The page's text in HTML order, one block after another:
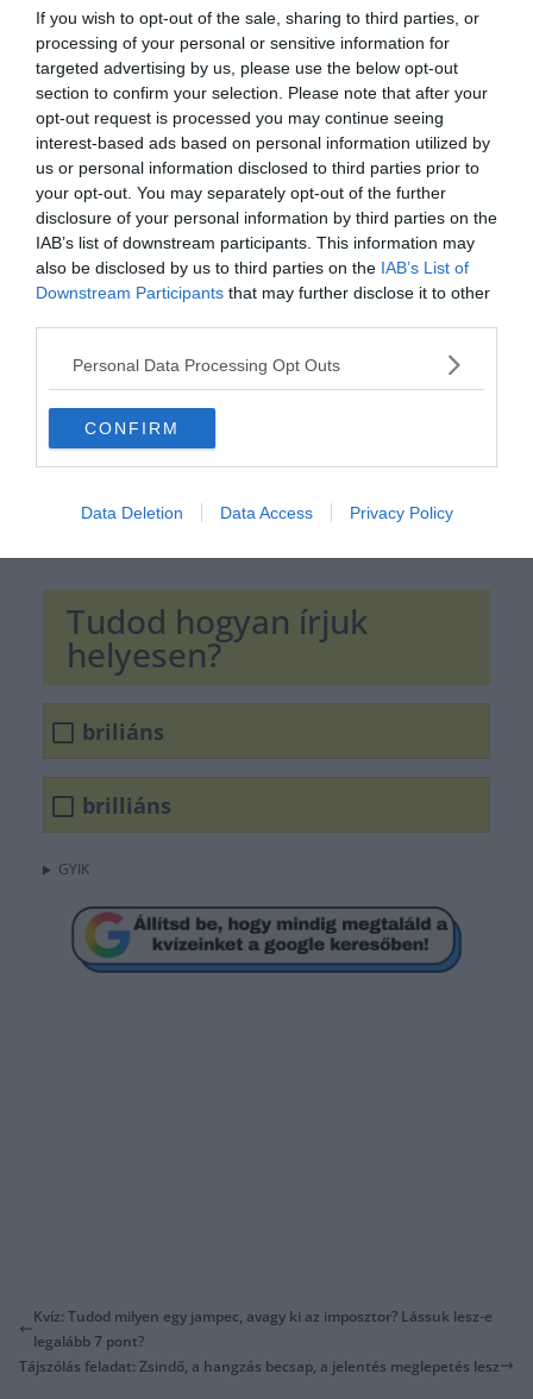
If you wish to opt-out of the sale, sharing to third parties, or
processing of your personal or sensitive information for
targeted advertising by us, please use the below opt-out
section to confirm your selection. Please note that after your
opt-out request is processed you may continue seeing
interest-based ads based on personal information utilized by
us or personal information disclosed to third parties prior to
your opt-out. You may separately opt-out of the further
disclosure of your personal information by third parties on the
IAB’s list of downstream participants. This information may
also be disclosed by us to third parties on the IAB’s List of
Downstream Participants that may further disclose it to other
Personal Data Processing Opt Outs
CONFIRM
Data Deletion Data Access Privacy Policy
Hirdetés
Tudod hogyan írjuk
helyesen?
briliáns
brilliáns
GYIK
Kvíz: Tudod milyen egy jampec, avagy ki az imposztor? Lássuk lesz-e
legalább 7 pont?
Tájszólás feladat: Zsindő, a hangzás becsap, a jelentés meglepetés lesz